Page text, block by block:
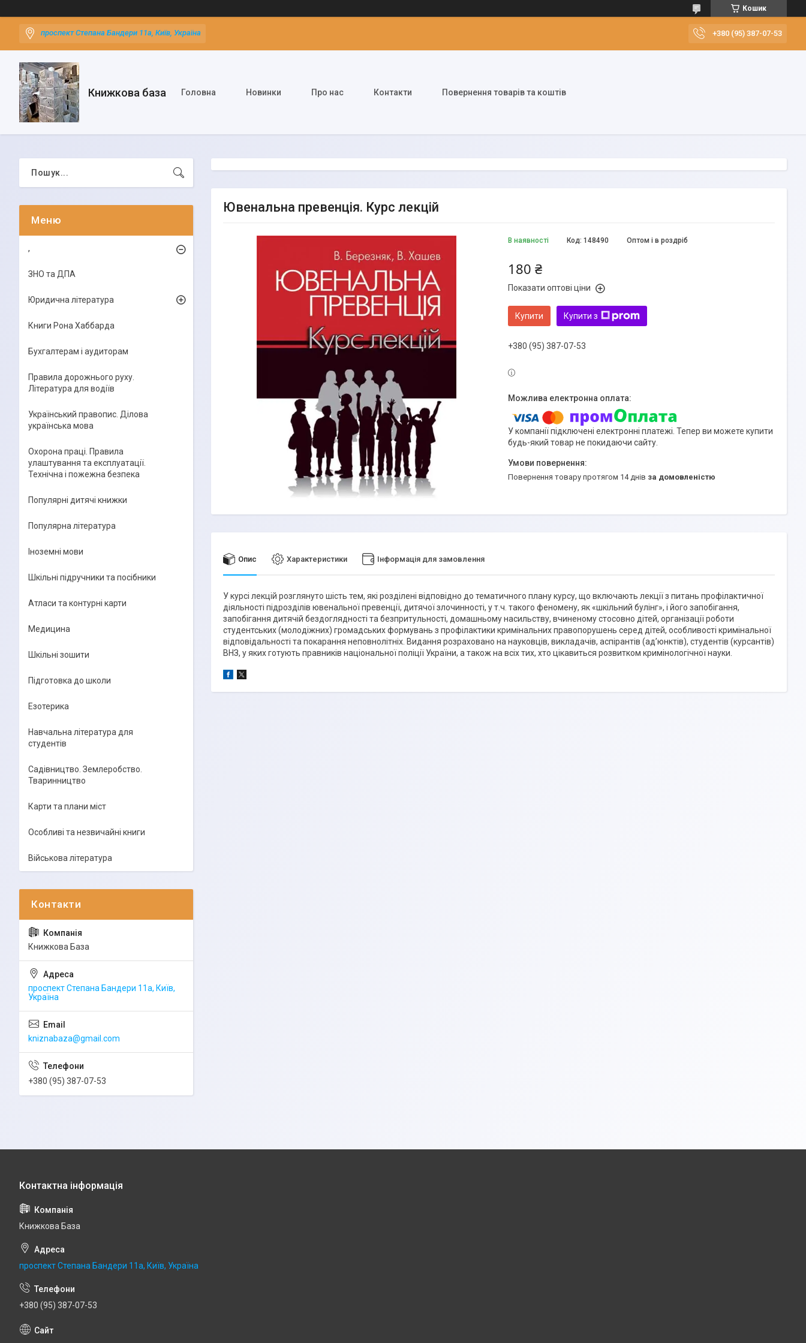
Кошик
проспект Степана Бандери 11а, Київ, Україна +380 (95) 387-07-53
Книжкова база Головна Новинки Про нас Контакти Повернення товарів та коштів
Ювенальна превенція. Курс лекцій
В наявності Оптом і в роздріб
Код: 148490
180 ₴
Показати оптові ціни
Купити Купити з
+380 (95) 387-07-53
У компанії підключені електронні платежі. Тепер ви можете купити
будь-який товар не покидаючи сайту.
повернення товару протягом 14 днів за домовленістю
Опис Характеристики Інформація для замовлення
У курсі лекцій розглянуто шість тем, які розділені відповідно до тематичного плану курсу, що включають лекції з питань профілактичної
діяльності підрозділів ювенальної превенції, дитячої злочинності, у т.ч. такого феномену, як «шкільний булінг», і його запобігання,
запобігання дитячій бездоглядності та безпритульності, домашньому насильству, вчиненому стосовно дітей, організації роботи
студентських (молодіжних) громадських формувань з профілактики кримінальних правопорушень серед дітей, особливості кримінальної
відповідальності та покарання неповнолітніх. Видання розраховано на науковців, викладачів, аспірантів (ад’юнктів), студентів (курсантів)
ВНЗ, у яких готують правників національної поліції України, а також на всіх тих, хто цікавиться розвитком кримінологічної науки.
,
ЗНО та ДПА
Юридична література
Книги Рона Хаббарда
Бухгалтерам і аудиторам
Правила дорожнього руху.
Література для водіїв
Український правопис. Ділова
українська мова
Охорона праці. Правила
улаштування та експлуатації.
Технічна і пожежна безпека
Популярні дитячі книжки
Популярна література
Іноземні мови
Шкільні підручники та посібники
Атласи та контурні карти
Медицина
Шкільні зошити
Підготовка до школи
Езотерика
Навчальна література для
студентів
Садівництво. Землеробство.
Тваринництво
Карти та плани міст
Особливі та незвичайні книги
Військова література
Книжкова База
проспект Степана Бандери 11а, Київ,
Україна
kniznabaza@gmail.com
+380 (95) 387-07-53
Книжкова База
проспект Степана Бандери 11а, Київ, Україна
+380 (95) 387-07-53